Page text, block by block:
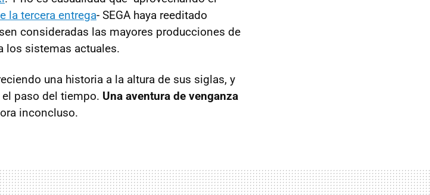
la tercera entrega- SEGA haya reeditado
consideradas las mayores producciones de
los sistemas actuales.
una historia a la altura de sus siglas, y
paso del tiempo. Una aventura de venganza
inconcluso.